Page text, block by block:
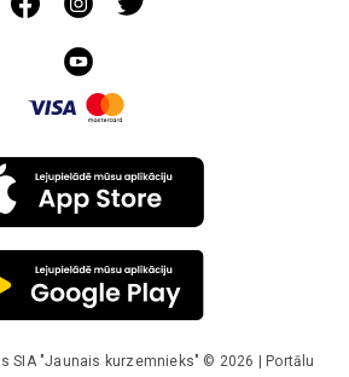
SIA "Jaunais kurzemnieks" © 2026 | Portālu